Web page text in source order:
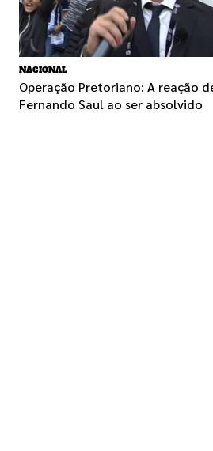
NACIONAL
Operação Pretoriano: A reação
Fernando Saul ao ser absolvido